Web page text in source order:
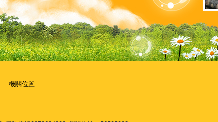
機關位置